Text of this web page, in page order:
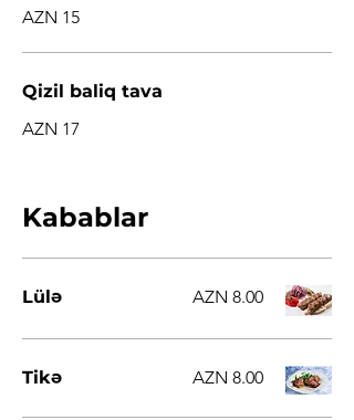
AZN 15
Qizil baliq tava
AZN 17
Kabablar
Lülə AZN 8.00
Tikə AZN 8.00